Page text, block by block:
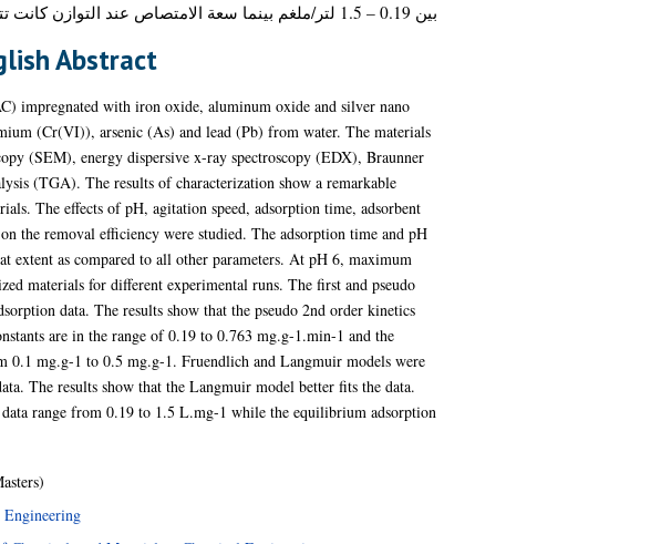
بين 0.19 – 1.5 لتر/ملغم بينما سعة الامتصاص عند التوازن كانت تتراوح ما بين 0.1 – 1.3 ملغم/غم
Abstract
impregnated with iron oxide, aluminum oxide and silver nano
(Cr(VI)), arsenic (As) and lead (Pb) from water. The materials
(SEM), energy dispersive x-ray spectroscopy (EDX), Braunner
(TGA). The results of characterization show a remarkable
The effects of pH, agitation speed, adsorption time, adsorbent
the removal efficiency were studied. The adsorption time and pH
extent as compared to all other parameters. At pH 6, maximum
materials for different experimental runs. The first and pseudo
data. The results show that the pseudo 2nd order kinetics
are in the range of 0.19 to 0.763 mg.g-1.min-1 and the
0.1 mg.g-1 to 0.5 mg.g-1. Fruendlich and Langmuir models were
The results show that the Langmuir model better fits the data.
range from 0.19 to 1.5 L.mg-1 while the equilibrium adsorption